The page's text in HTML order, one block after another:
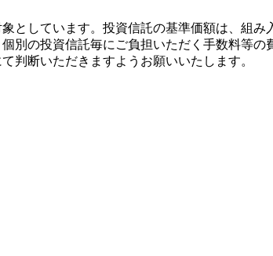
としています。投資信託の基準価額は、組
別の投資信託毎にご負担いただく手数料等
判断いただきますようお願いいたします。